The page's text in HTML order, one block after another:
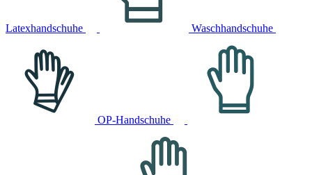
Latexhandschuhe Waschhandschuhe
OP-Handschuhe